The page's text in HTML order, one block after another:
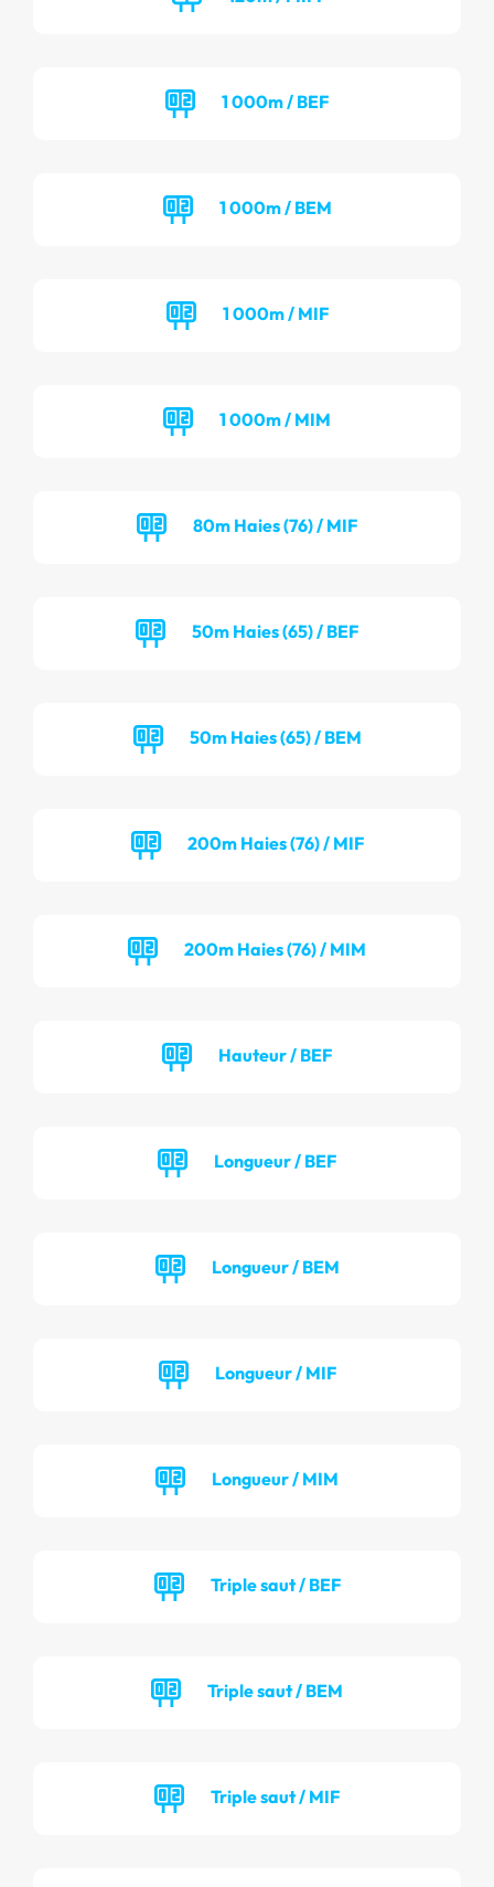
1 000m / BEF
1 000m / BEM
1 000m / MIF
1 000m / MIM
80m Haies (76) / MIF
50m Haies (65) / BEF
50m Haies (65) / BEM
200m Haies (76) / MIF
200m Haies (76) / MIM
Hauteur / BEF
Longueur / BEF
Longueur / BEM
Longueur / MIF
Longueur / MIM
Triple saut / BEF
Triple saut / BEM
Triple saut / MIF